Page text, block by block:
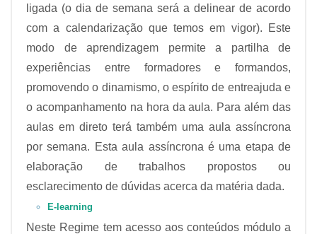
ligada (o dia de semana será a delinear de acordo
com a calendarização que temos em vigor). Este
modo de aprendizagem permite a partilha de
experiências entre formadores e formandos,
promovendo o dinamismo, o espírito de entreajuda e
o acompanhamento na hora da aula. Para além das
aulas em direto terá também uma aula assíncrona
por semana. Esta aula assíncrona é uma etapa de
elaboração de trabalhos propostos ou
esclarecimento de dúvidas acerca da matéria dada.
E-learning
Neste Regime tem acesso aos conteúdos módulo a